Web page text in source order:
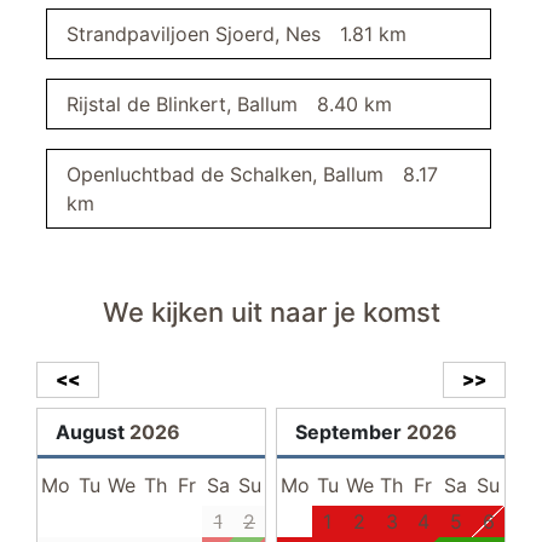
elektrische barbecue
vissen
roken verboden
geschikt voor senioren
badkamer
wastafel
Handdoekradiator
eettafel
eetkamerstoelen
televisie
slaapkamer I
Strandpaviljoen Sjoerd, Nes 1.81 km
Rijstal de Blinkert, Ballum 8.40 km
Openluchtbad de Schalken, Ballum
8.17
km
We kijken uit naar je komst
>>
<<
August 2026
Mo Tu We Th Fr Sa Su
1
2
September 2026
Mo Tu We Th Fr Sa Su
1
2 3 4 5
6